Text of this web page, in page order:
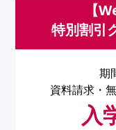
【
特別割引
期
資料請求・
入